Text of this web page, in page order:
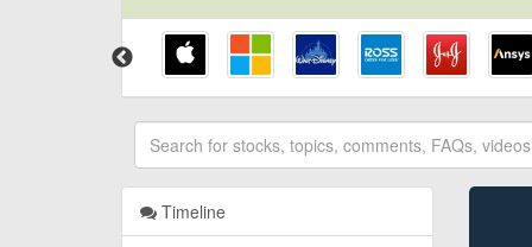
Timeline